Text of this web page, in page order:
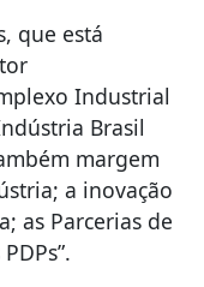
que está
Industrial
Brasil
margem
a inovação
as Parcerias de